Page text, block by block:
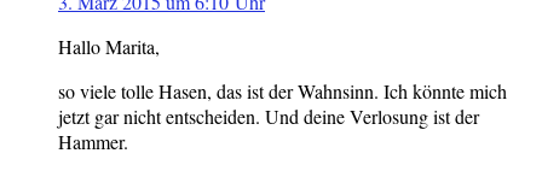
Hallo Marita,
so viele tolle Hasen, das ist der Wahnsinn. Ich könnte mich
jetzt gar nicht entscheiden. Und deine Verlosung ist der
Hammer.